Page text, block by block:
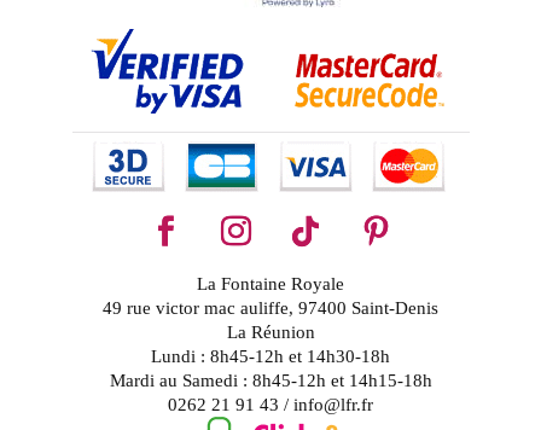
La Fontaine Royale
49 rue victor mac auliffe, 97400 Saint-Denis
La Réunion
Lundi : 8h45-12h et 14h30-18h
Mardi au Samedi : 8h45-12h et 14h15-18h
0262 21 91 43 / info@lfr.fr